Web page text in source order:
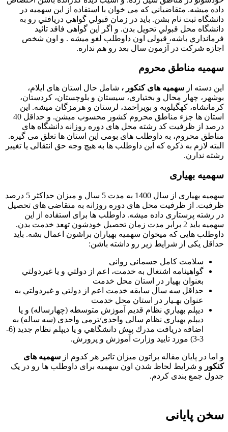
داده میشه. متقاضياني كه می خوان با استفاده از این سهميه در
دانشگاه ثبت نام بشن. بايد در زمان قبولي گواهي دريافتي رو به
دانشگاه محل قبولي تحويل بدن. و اگر این گواهی فاقد تائيد
فرمانداري باشه، قبولی اون داوطلب لغو ميشه . و اون شخص
اجازه شركت در آزمون سال بعد رو هم نداره.
سهمیه مناطق محروم
این دسته از سهمیه های کنکور ، شامل حال استان های ایلام،
بوشهر، چهار محال و بختیاری، سیستان و بلوچستان، کردستان،
کرمانشاه، کهگیلویه و بویراحمد، لرستان و هرمزگان میشه. این
استان ها جزء مناطق محروم کشور محسوب میشن. و حداقل 40
درصد از ظرفيت کد رشته محل های دوره روزانه دانشگاه های
مناطق محروم، به داوطلب های بومی این استان ها تعلق می گیره.
البته لازم به ذکره که این داوطلب ها به هیچ وجه حق انتقالی یا تغییر
رشته ندارن.
سهمیه بهیاری
سهمیه بهیاری از سال 1400 به مدت 5 سال و میزان حداکثر 5 درصد
ظرفیت. از ظرفیت محل های دوره روزانه به متقاضی های تحصیل
در رشته پرستاری داده میشه. داوطلب ها برای استفاده از این
سهمیه باید 2 برابر مدت زمان تحصیل خودشون تهعد خدمت بدن.
داوطلب هایی که میخوان سهمیه بهیاران براشون اعمال بشه. باید
حداقل یکی از شرایط زیر رو داشته باشن:
سلامت کامل جسمانی روانی
گواهينامه اشتغال به خدمت، اعم از دولتي و يا غيردولتي
بعنوان بهيار در استان محل خدمت
حداقل سه سال سابقه خدمت اعم از دولتي و غيردولتي به
عنوان بهـيار در استان محل خدمت
ديپلم بهياري نظام قديم آموزش متوسطه (چهارساله) و يا
ديپلم بهياري نظام سالی واحدی/ترمی واحدی (سه ساله) به
اضافه دريافت مدرك پيش دانشگاهي و یا دیپلم نظام جدید (6-
3-3) مورد تاييد وزارت آموزش و پرورش.
و اما در پایان مقاله براتون میزان تاثیر هر کدوم از سهمیه های
کنکور و شرایط لحاظ شدن اون سهمیه برای داوطلب ها رو در یک
جدول جمع بندی کردم.
سخن پایانی